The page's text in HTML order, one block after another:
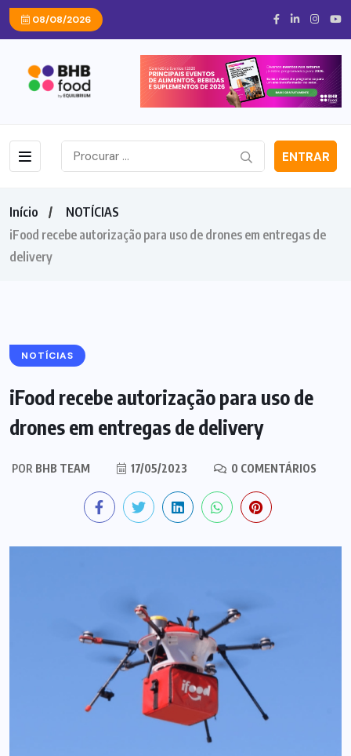
08/08/2026
ENTRAR
Início
NOTÍCIAS
iFood recebe autorização para uso de drones em entregas de
delivery
NOTÍCIAS
iFood recebe autorização para uso de
drones em entregas de delivery
POR BHB TEAM 17/05/2023 0 COMENTÁRIOS